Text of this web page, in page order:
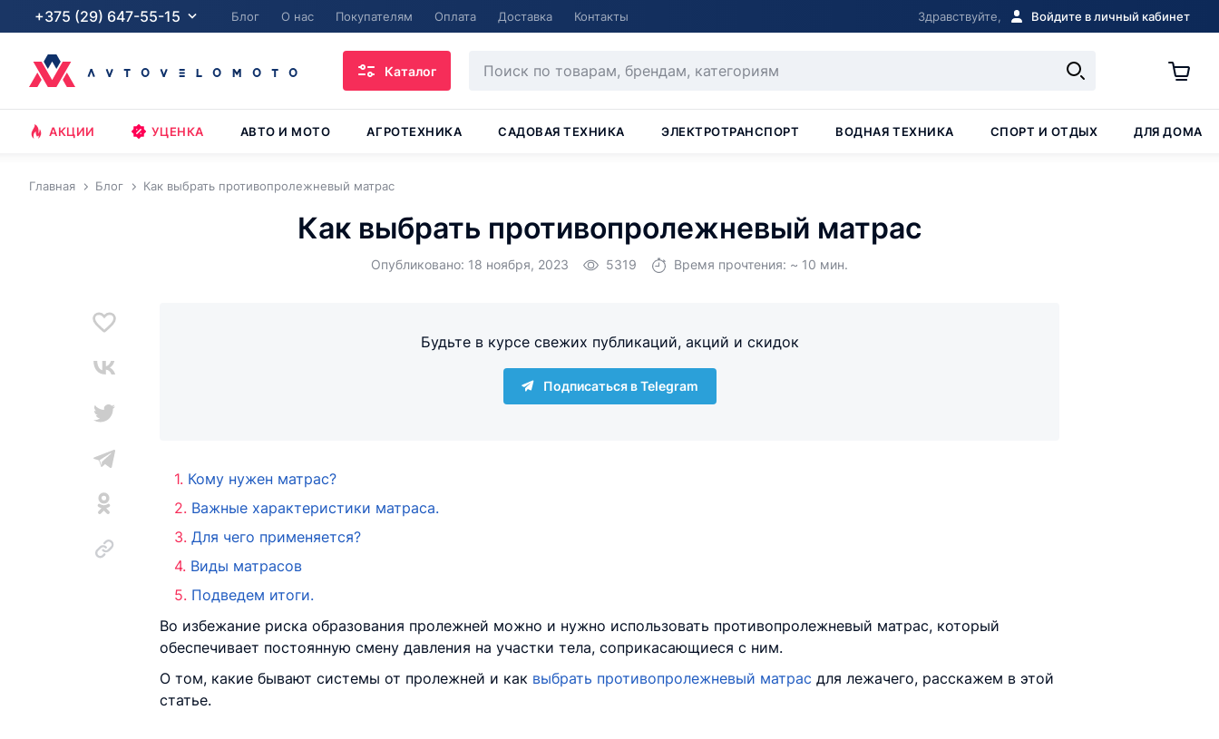
+375 (29) 647-55-15 Блог О нас Покупателям Оплата Доставка Контакты Здравствуйте, Войдите в личный кабинет
Каталог
АКЦИИ УЦЕНКА АВТО И МОТО АГРОТЕХНИКА САДОВАЯ ТЕХНИКА ЭЛЕКТРОТРАНСПОРТ ВОДНАЯ ТЕХНИКА СПОРТ И ОТДЫХ ДЛЯ ДОМА
Главная Блог Как выбрать противопролежневый матрас
Как выбрать противопролежневый матрас
Опубликовано: 18 ноября, 2023 5319 Время прочтения: ~ 10 мин.
Будьте в курсе свежих публикаций, акций и скидок
Подписаться в Telegram
Кому нужен матрас?
Важные характеристики матраса.
Для чего применяется?
Виды матрасов
Подведем итоги.
Во избежание риска образования пролежней можно и нужно использовать противопролежневый матрас, который
обеспечивает постоянную смену давления на участки тела, соприкасающиеся с ним.
О том, какие бывают системы от пролежней и как выбрать противопролежневый матрас для лежачего, расскажем в этой
статье.